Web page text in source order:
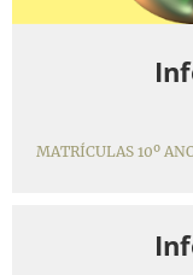
MATRÍCULAS 10º